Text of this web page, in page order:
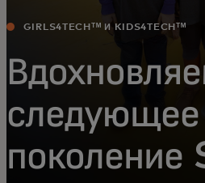
GIRLS4TECHᵀᴹ И KIDS4TECHᵀᴹ
следующее
поколение